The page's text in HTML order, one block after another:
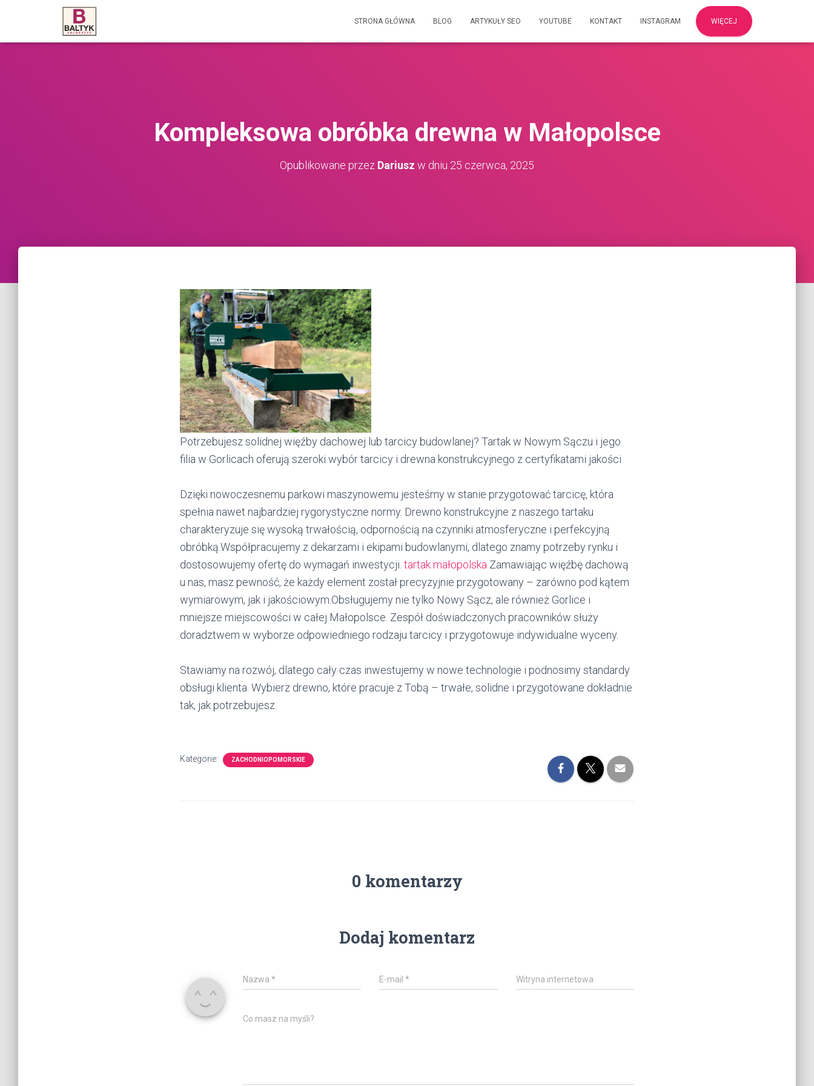
STRONA GŁÓWNA BLOG ARTYKUŁY SEO YOUTUBE KONTAKT INSTAGRAM WIĘCEJ
Kompleksowa obróbka drewna w Małopolsce
Opublikowane przez Dariusz w dniu 25 czerwca, 2025
Potrzebujesz solidnej więźby dachowej lub tarcicy budowlanej? Tartak w Nowym Sączu i jego
filia w Gorlicach oferują szeroki wybór tarcicy i drewna konstrukcyjnego z certyfikatami jakości.
Dzięki nowoczesnemu parkowi maszynowemu jesteśmy w stanie przygotować tarcicę, która
spełnia nawet najbardziej rygorystyczne normy. Drewno konstrukcyjne z naszego tartaku
charakteryzuje się wysoką trwałością, odpornością na czynniki atmosferyczne i perfekcyjną
obróbką.Współpracujemy z dekarzami i ekipami budowlanymi, dlatego znamy potrzeby rynku i
dostosowujemy ofertę do wymagań inwestycji. tartak małopolska Zamawiając więźbę dachową
u nas, masz pewność, że każdy element został precyzyjnie przygotowany – zarówno pod kątem
wymiarowym, jak i jakościowym.Obsługujemy nie tylko Nowy Sącz, ale również Gorlice i
mniejsze miejscowości w całej Małopolsce. Zespół doświadczonych pracowników służy
doradztwem w wyborze odpowiedniego rodzaju tarcicy i przygotowuje indywidualne wyceny.
Stawiamy na rozwój, dlatego cały czas inwestujemy w nowe technologie i podnosimy standardy
obsługi klienta. Wybierz drewno, które pracuje z Tobą – trwałe, solidne i przygotowane dokładnie
tak, jak potrzebujesz.
Kategorie: ZACHODNIOPOMORSKIE
0 komentarzy
Dodaj komentarz
Nazwa * E-mail* Witryna internetowa
Co masz na myśli?